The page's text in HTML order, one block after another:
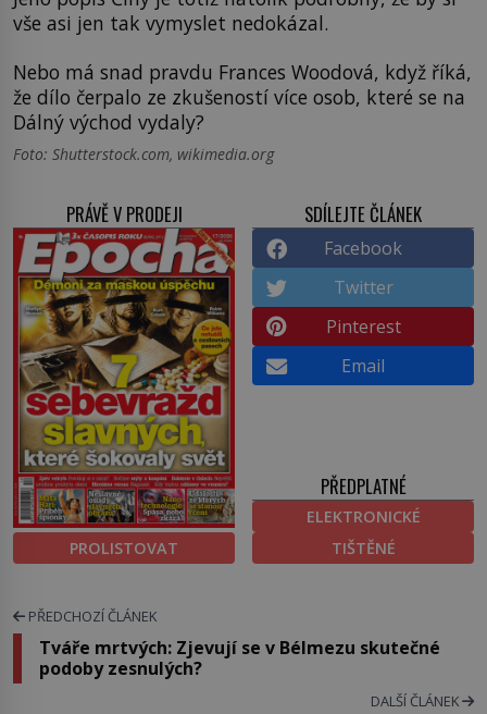
vše asi jen tak vymyslet nedokázal.
Nebo má snad pravdu Frances Woodová, když říká,
že dílo čerpalo ze zkušeností více osob, které se na
Dálný východ vydaly?
Foto: Shutterstock.com, wikimedia.org
PRÁVĚ V PRODEJI
PROLISTOVAT
SDÍLEJTE ČLÁNEK
Facebook
Twitter
Pinterest
Email
PŘEDPLATNÉ
ELEKTRONICKÉ
TIŠTĚNÉ
PŘEDCHOZÍ ČLÁNEK
Tváře mrtvých: Zjevují se v Bélmezu skutečné
podoby zesnulých?
DALŠÍ ČLÁNEK